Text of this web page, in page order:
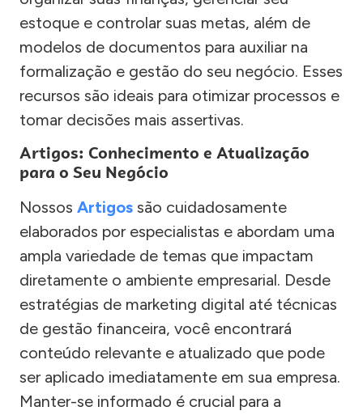
estoque e controlar suas metas, além de
modelos de documentos para auxiliar na
formalização e gestão do seu negócio. Esses
recursos são ideais para otimizar processos e
tomar decisões mais assertivas.
Artigos: Conhecimento e Atualização
para o Seu Negócio
Nossos Artigos são cuidadosamente
elaborados por especialistas e abordam uma
ampla variedade de temas que impactam
diretamente o ambiente empresarial. Desde
estratégias de marketing digital até técnicas
de gestão financeira, você encontrará
conteúdo relevante e atualizado que pode
ser aplicado imediatamente em sua empresa.
Manter-se informado é crucial para a